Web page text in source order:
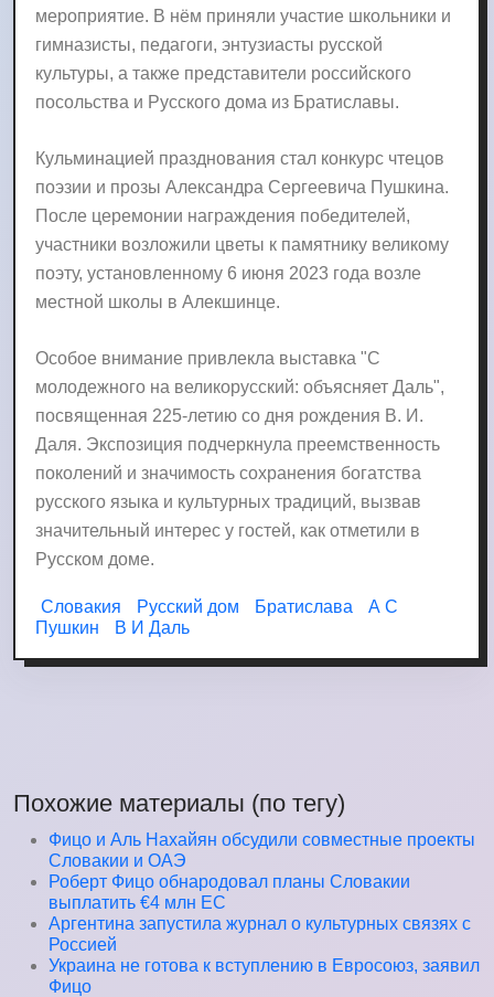
мероприятие. В нём приняли участие школьники и
гимназисты, педагоги, энтузиасты русской
культуры, а также представители российского
посольства и Русского дома из Братиславы.
Кульминацией празднования стал конкурс чтецов
поэзии и прозы Александра Сергеевича Пушкина.
После церемонии награждения победителей,
участники возложили цветы к памятнику великому
поэту, установленному 6 июня 2023 года возле
местной школы в Алекшинце.
Особое внимание привлекла выставка "С
молодежного на великорусский: объясняет Даль",
посвященная 225-летию со дня рождения В. И.
Даля. Экспозиция подчеркнула преемственность
поколений и значимость сохранения богатства
русского языка и культурных традиций, вызвав
значительный интерес у гостей, как отметили в
Русском доме.
Словакия Русский дом Братислава
А С
Пушкин
В И Даль
Похожие материалы (по тегу)
Фицо и Аль Нахайян обсудили совместные проекты
Словакии и ОАЭ
Роберт Фицо обнародовал планы Словакии
выплатить €4 млн ЕС
Аргентина запустила журнал о культурных связях с
Россией
Украина не готова к вступлению в Евросоюз, заявил
Фицо